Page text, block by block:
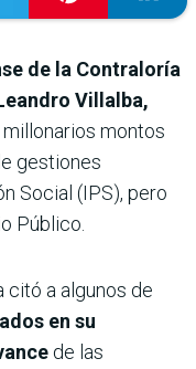
de la Contraloría
Villalba,
montos
gestiones
Social (IPS), pero
Público.
citó a algunos de
en su
de las